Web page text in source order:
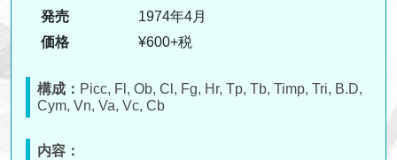
発売
1974年4月
価格
¥600+税
構成： Picc, Fl, Ob, Cl, Fg, Hr, Tp, Tb, Timp, Tri, B.D,
Cym, Vn, Va, Vc, Cb
内容：